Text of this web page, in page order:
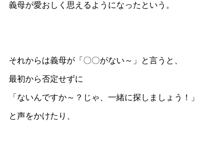
義母が愛おしく思えるようになったという。
それからは義母が「〇〇がない～」と言うと、
最初から否定せずに
「ないんですか～？じゃ、一緒に探しましょう！」
と声をかけたり、